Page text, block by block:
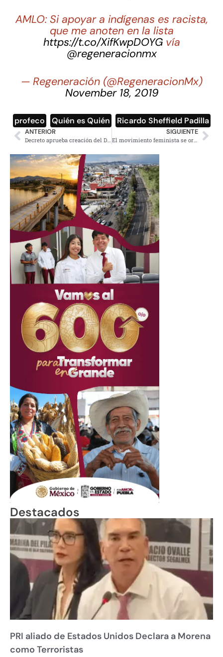
AMLO: Si apoyar a indígenas es racista,
que me anoten en la lista
https://t.co/XifKwpDOYGvía
@regeneracionmx
— Regeneración (@RegeneracionMx)
November 18, 2019
profeco Quién es Quién Ricardo Sheffield Padilla
ANTERIOR
Decreto aprueba creación del Distrito Federal para el Imperio
SIGUIENTE
El movimiento feminista se organiza en Bolivia contra el Golpe
Destacados
PRI aliado de Estados Unidos Declara a Morena
como Terroristas